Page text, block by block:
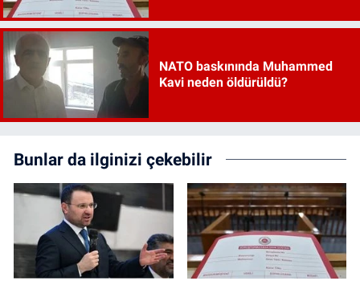
NATO baskınında Muhammed
Kavi neden öldürüldü?
Bunlar da ilginizi çekebilir